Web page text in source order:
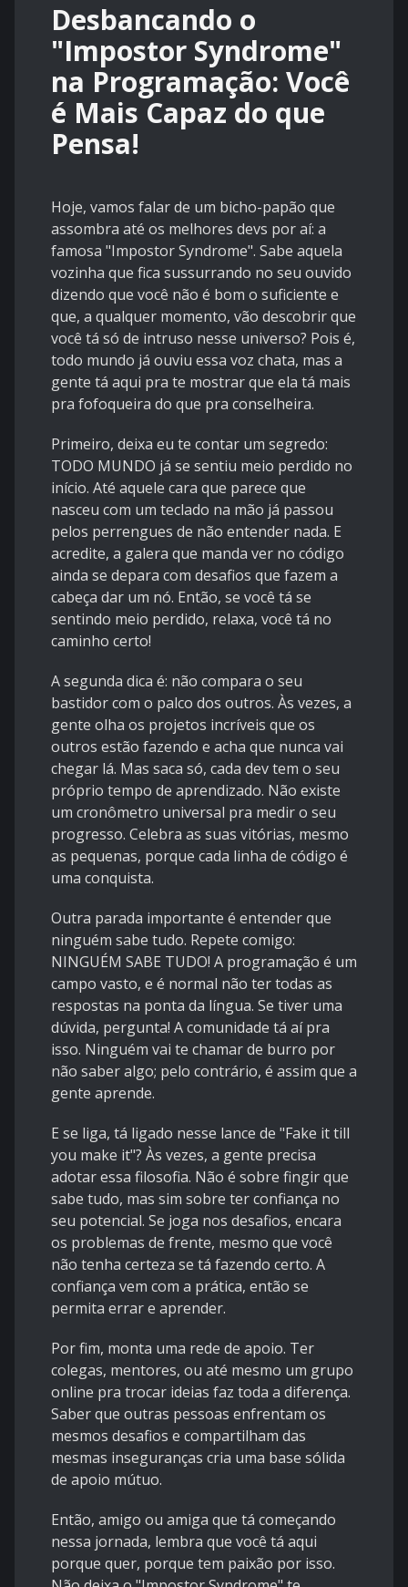
Desbancando o
"Impostor Syndrome"
na Programação: Você
é Mais Capaz do que
Pensa!
Hoje, vamos falar de um bicho-papão que
assombra até os melhores devs por aí: a
famosa "Impostor Syndrome". Sabe aquela
vozinha que fica sussurrando no seu ouvido
dizendo que você não é bom o suficiente e
que, a qualquer momento, vão descobrir que
você tá só de intruso nesse universo? Pois é,
todo mundo já ouviu essa voz chata, mas a
gente tá aqui pra te mostrar que ela tá mais
pra fofoqueira do que pra conselheira.
Primeiro, deixa eu te contar um segredo:
TODO MUNDO já se sentiu meio perdido no
início. Até aquele cara que parece que
nasceu com um teclado na mão já passou
pelos perrengues de não entender nada. E
acredite, a galera que manda ver no código
ainda se depara com desafios que fazem a
cabeça dar um nó. Então, se você tá se
sentindo meio perdido, relaxa, você tá no
caminho certo!
A segunda dica é: não compara o seu
bastidor com o palco dos outros. Às vezes, a
gente olha os projetos incríveis que os
outros estão fazendo e acha que nunca vai
chegar lá. Mas saca só, cada dev tem o seu
próprio tempo de aprendizado. Não existe
um cronômetro universal pra medir o seu
progresso. Celebra as suas vitórias, mesmo
as pequenas, porque cada linha de código é
uma conquista.
Outra parada importante é entender que
ninguém sabe tudo. Repete comigo:
NINGUÉM SABE TUDO! A programação é um
campo vasto, e é normal não ter todas as
respostas na ponta da língua. Se tiver uma
dúvida, pergunta! A comunidade tá aí pra
isso. Ninguém vai te chamar de burro por
não saber algo; pelo contrário, é assim que a
gente aprende.
E se liga, tá ligado nesse lance de "Fake it till
you make it"? Às vezes, a gente precisa
adotar essa filosofia. Não é sobre fingir que
sabe tudo, mas sim sobre ter confiança no
seu potencial. Se joga nos desafios, encara
os problemas de frente, mesmo que você
não tenha certeza se tá fazendo certo. A
confiança vem com a prática, então se
permita errar e aprender.
Por fim, monta uma rede de apoio. Ter
colegas, mentores, ou até mesmo um grupo
online pra trocar ideias faz toda a diferença.
Saber que outras pessoas enfrentam os
mesmos desafios e compartilham das
mesmas inseguranças cria uma base sólida
de apoio mútuo.
Então, amigo ou amiga que tá começando
nessa jornada, lembra que você tá aqui
porque quer, porque tem paixão por isso.